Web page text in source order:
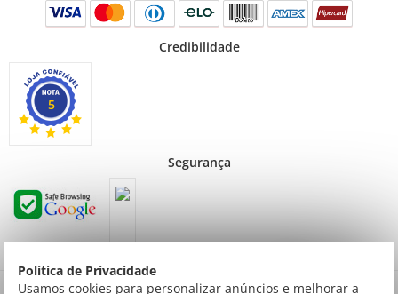
Política de Privacidade
Usamos cookies para personalizar anúncios e melhorar a
Credibilidade
5
Segurança
Preços válidos para consumidor final não contribuinte. Preços exclusivos para compras